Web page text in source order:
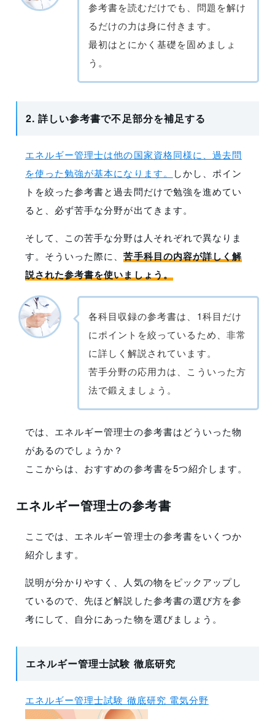
参考書を読むだけでも、問題を解け
るだけの力は身に付きます。
最初はとにかく基礎を固めましょ
う。
2. 詳しい参考書で不足部分を補足する
エネルギー管理士は他の国家資格同様に、過去問
を使った勉強が基本になります。
しかし、ポイン
トを絞った参考書と過去問だけで勉強を進めてい
ると、必ず苦手な分野が出てきます。
そして、この苦手な分野は人それぞれで異なりま
す。そういった際に、苦手科目の内容が詳しく解
説された参考書を使いましょう。
各科目収録の参考書は、1科目だけ
にポイントを絞っているため、非常
に詳しく解説されています。
苦手分野の応用力は、こういった方
法で鍛えましょう。
では、エネルギー管理士の参考書はどういった物
があるのでしょうか？
ここからは、おすすめの参考書を5つ紹介します。
エネルギー管理士の参考書
ここでは、エネルギー管理士の参考書をいくつか
紹介します。
説明が分かりやすく、人気の物をピックアップし
ているので、先ほど解説した参考書の選び方を参
考にして、自分にあった物を選びましょう。
エネルギー管理士試験 徹底研究
エネルギー管理士試験 徹底研究 電気分野